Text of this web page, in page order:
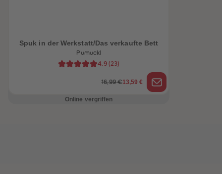
Spuk in der Werkstatt/Das verkaufte Bett
Pumuckl
4.9 (23)
16,99 €13,59 €
Online vergriffen